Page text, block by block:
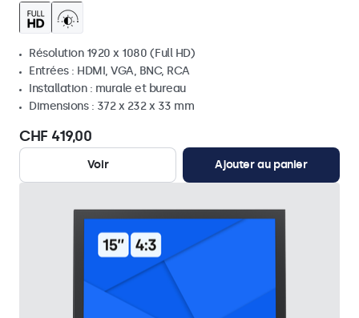
Résolution 1920 x 1080 (Full HD)
Entrées : HDMI, VGA, BNC, RCA
Installation : murale et bureau
Dimensions : 372 x 232 x 33 mm
CHF 419,00
Voir Ajouter au panier